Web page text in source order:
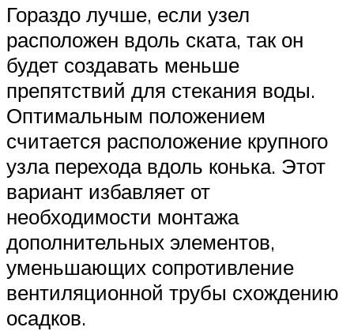
Гораздо лучше, если узел
расположен вдоль ската, так он
будет создавать меньше
препятствий для стекания воды.
Оптимальным положением
считается расположение крупного
узла перехода вдоль конька. Этот
вариант избавляет от
необходимости монтажа
дополнительных элементов,
уменьшающих сопротивление
вентиляционной трубы схождению
осадков.